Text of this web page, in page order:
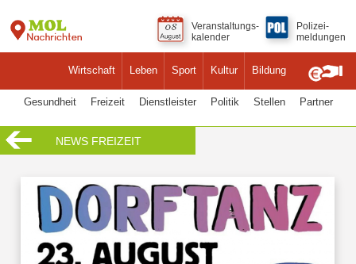
Wirtschaft Leben Sport Kultur Bildung
Veranstaltungs-
kalender
Polizei-
meldungen
Gesundheit Freizeit Dienstleister Politik Stellen Partner
NEWS FREIZEIT